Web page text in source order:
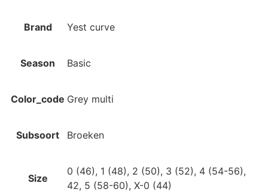
Brand Yest curve
Season Basic
Color_code Grey multi
Subsoort Broeken
Size
0 (46), 1 (48), 2 (50), 3 (52), 4 (54-56),
42, 5 (58-60), X-0 (44)